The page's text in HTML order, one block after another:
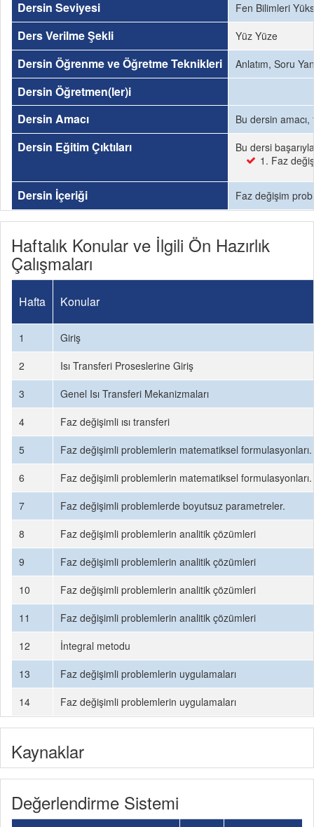
Dersin Seviyesi Fen Bilimleri
Ders Verilme Şekli Yüz Yüze
Dersin Öğrenme ve Öğretme Teknikleri Anlatım, Soru
Dersin Öğretmen(ler)i
Dersin Amacı
Bu dersin
Dersin Eğitim Çıktıları
Bu dersi
1. Faz
Dersin İçeriği Faz değişim
Haftalık Konular ve İlgili Ön Hazırlık
Çalışmaları
Hafta Konular
1
Giriş
2
Isı Transferi Proseslerine Giriş
3
Genel Isı Transferi Mekanizmaları
4
Faz değişimli ısı transferi
5
Faz değişimli problemlerin matematiksel formulasyonları.
6
Faz değişimli problemlerin matematiksel formulasyonları.
7
Faz değişimli problemlerde boyutsuz parametreler.
8
Faz değişimli problemlerin analitik çözümleri
9
Faz değişimli problemlerin analitik çözümleri
10
Faz değişimli problemlerin analitik çözümleri
11
Faz değişimli problemlerin analitik çözümleri
12
İntegral metodu
13
Faz değişimli problemlerin uygulamaları
14
Faz değişimli problemlerin uygulamaları
Kaynaklar
Değerlendirme Sistemi